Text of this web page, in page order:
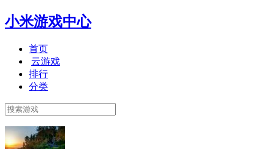
小米游戏中心
首页
云游戏
排行
分类